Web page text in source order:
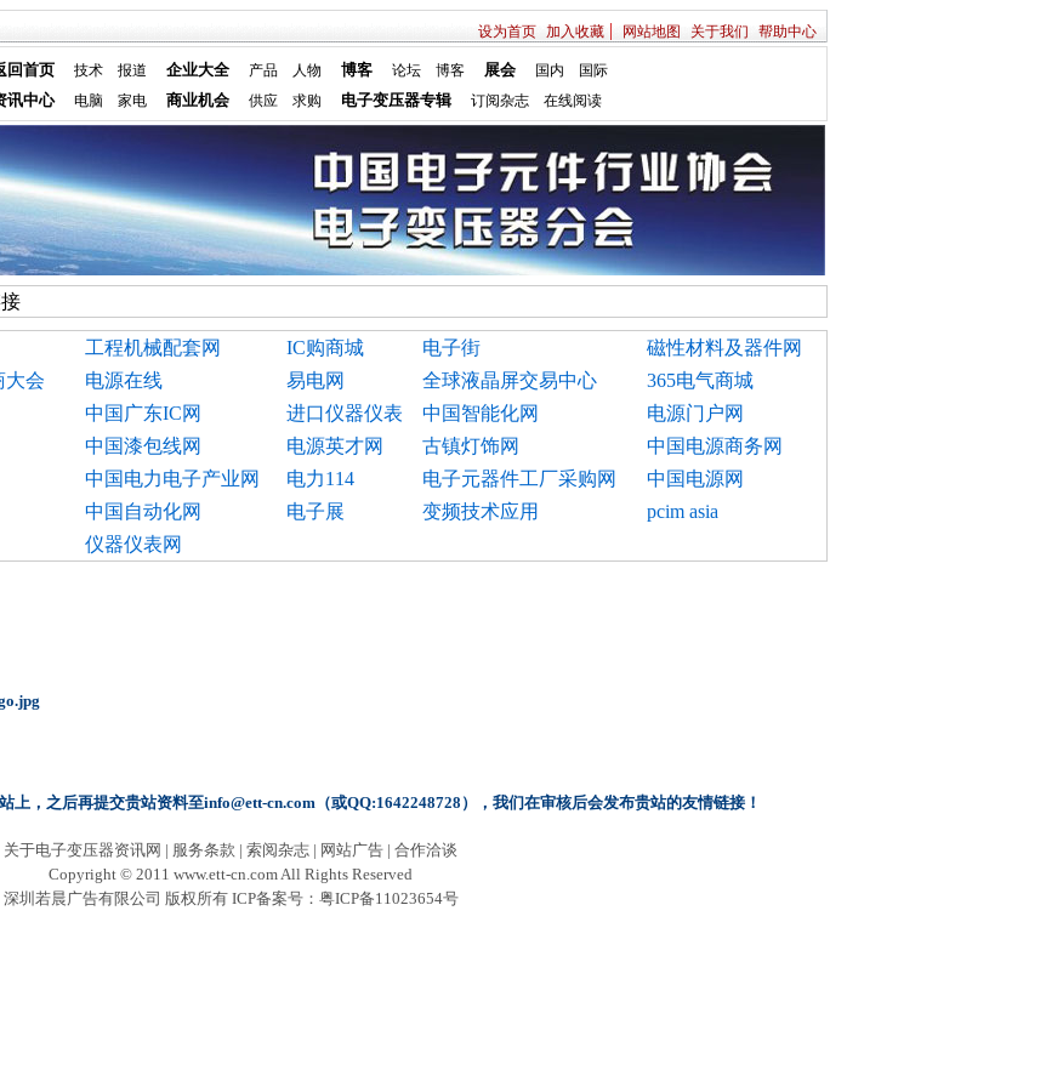
设为首页 加入收藏 | 网站地图 关于我们 帮助中心
回首页 技术 报道 企业大全 产品 人物 博客 论坛 博客 展会 国内 国际
讯中心 电脑 家电 商业机会 供应 求购 电子变压器专辑 订阅杂志 在线阅读
工程机械配套网 IC购商城 电子街
磁性材料及器件网
大会 电源在线 易电网 全球液晶屏交易中心
365电气商城
中国广东IC网 进口仪器仪表 中国智能化网
电源门户网
中国漆包线网 电源英才网 古镇灯饰网
中国电源商务网
中国电力电子产业网 电力114 电子元器件工厂采购网
中国电源网
中国自动化网 电子展 变频技术应用
pcim asia
仪器仪表网
，之后再提交贵站资料至info@ett-cn.com（或QQ:1642248728），我们在审核后会发布贵站的友情链接！
关于电子变压器资讯网 | 服务条款 | 索阅杂志 | 网站广告 | 合作洽谈
Copyright © 2011 www.ett-cn.com All Rights Reserved
深圳若晨广告有限公司 版权所有 ICP备案号： 粤ICP备11023654号